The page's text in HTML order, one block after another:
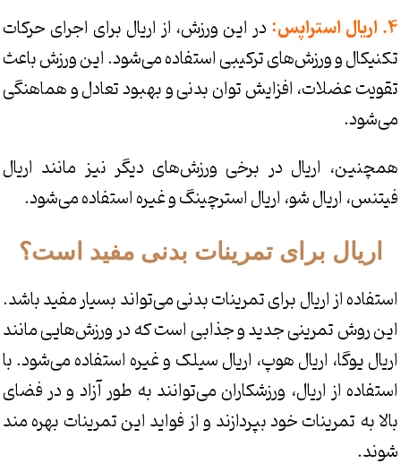
4. اریال استراپس:
در این ورزش، از اریال برای اجرای حرکات
تکنیکال و ورزش‌های ترکیبی استفاده می‌شود. این ورزش باعث
تقویت عضلات، افزایش توان بدنی و بهبود تعادل و هماهنگی
می‌شود.
همچنین، اریال در برخی ورزش‌های دیگر نیز مانند اریال
فیتنس، اریال شو، اریال استرچینگ و غیره استفاده می‌شود.
اریال برای تمرینات بدنی مفید است؟
استفاده از اریال برای تمرینات بدنی می‌تواند بسیار مفید باشد.
این روش تمرینی جدید و جذابی است که در ورزش‌هایی مانند
اریال یوگا، اریال هوپ، اریال سیلک و غیره استفاده می‌شود. با
استفاده از اریال، ورزشکاران می‌توانند به طور آزاد و در فضای
بالا به تمرینات خود بپردازند و از فواید این تمرینات بهره مند
شوند.